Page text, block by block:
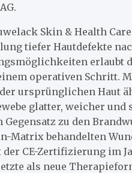
Skin & Health
tiefer Hautdefekte
erlaubt
operativen Schritt.
ursprünglichen Haut
glatter, weicher
zu den
Matrix behandelten
CE-Zertifizierung im
als neue